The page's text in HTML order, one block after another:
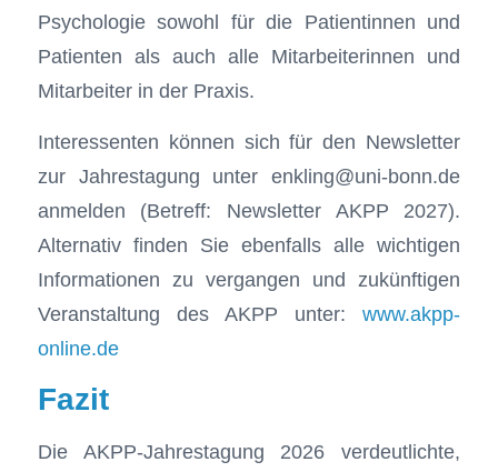
Psychologie sowohl für die Patientinnen und
Patienten als auch alle Mitarbeiterinnen und
Mitarbeiter in der Praxis.
Interessenten können sich für den Newsletter
zur Jahrestagung unter enkling@uni-bonn.de
anmelden (Betreff: Newsletter AKPP 2027).
Alternativ finden Sie ebenfalls alle wichtigen
Informationen zu vergangen und zukünftigen
Veranstaltung des AKPP unter:www.akpp-
online.de
Fazit
Die AKPP-Jahrestagung 2026 verdeutlichte,